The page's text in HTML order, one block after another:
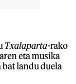
Txalaparta-rako
eta musika
landu duela